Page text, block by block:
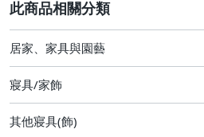
其它
居家、家具與園藝
寢具/家飾
其他寢具(飾)